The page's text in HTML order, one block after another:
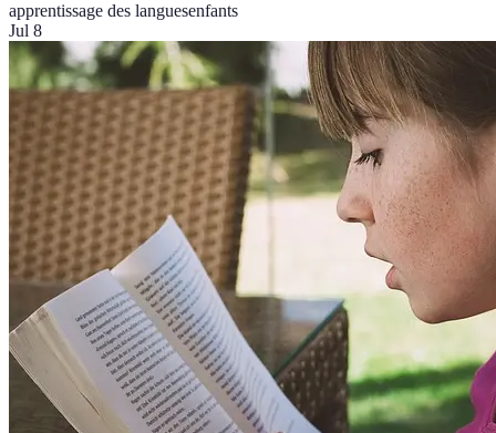
apprentissage des languesenfants
Jul 8